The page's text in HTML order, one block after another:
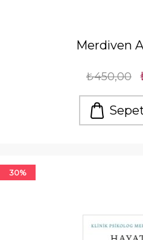
Merdiven
₺450,00
30%